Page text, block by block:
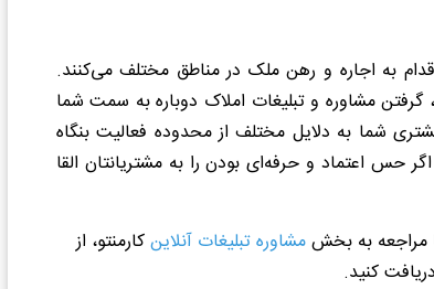
به اجاره و رهن ملک در مناطق مختلف می‌کنند.
گرفتن مشاوره و تبلیغات املاک دوباره به سمت شما
شما به دلایل مختلف از محدوده فعالیت بنگاه
حس اعتماد و حرفه‌ای بودن را به مشتریانتان القا
مراجعه به بخشمشاوره تبلیغات آنلاینکارمنتو، از
کنید.